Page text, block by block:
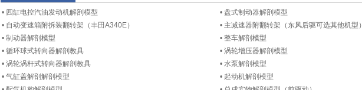
• 四缸电控汽油发动机解剖模型 • 盘式制动器解剖模型
• 自动变速箱附拆装翻转架（丰田A340E） • 主减速器附翻转架（东风后驱可选其他机型）
• 制动器解剖模型 • 整车解剖模型
• 循环球式转向器解剖教具 • 涡轮增压器解剖模型
• 涡轮涡杆式转向器解剖教具 • 水泵解剖模型
• 气缸盖解剖解剖模型 • 起动机解剖模型